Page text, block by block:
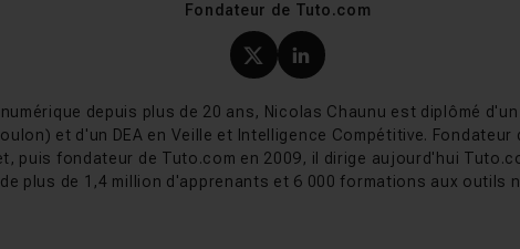
800 assets gratuits sont inclus dans l'installation. Aucune
Les assets Megascans restent accessibles via la
les bibliothèques déjà constituées.
Quixel Mixer
en 2018 comme companion app de Megascans, avant
à part entière avec Mixer 2020.1 (peinture 3D, masques
Fondateur de Tuto.com
Profil X (twitter) de
Profil LinkedIn de
depuis plus de 20 ans, Nicolas Chaunu est diplômé
et d'un DEA en Veille et Intelligence Compétitive. Fondateur
puis fondateur de Tuto.com en 2009, il dirige aujourd'hui
plus de 1,4 million d'apprenants et 6 000 formations aux outils